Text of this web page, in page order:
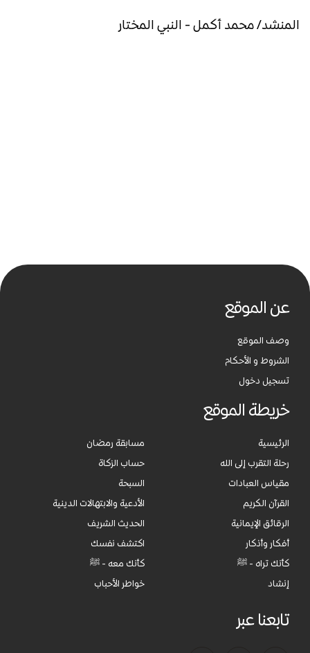
المنشد/ محمد أكمل - النبي المختار
عن الموقع
وصف الموقع
الشروط و الأحكام
تسجيل دخول
خريطة الموقع
الرئيسية مسابقة رمضان
رحلة التقرب إلى الله حساب الزكاة
مقياس العبادات السبحة
القرآن الكريم الأدعية والابتهالات الدينية
الرقائق الإيمانية الحديث الشريف
أفكار وأذكار اكتشف نفسك
كأنك تراه - ﷺ كأنك معه - ﷺ
إنشاد خواطر الأحباب
تابعنا عبر